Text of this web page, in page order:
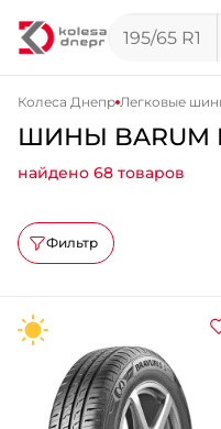
Колеса Днепр Легковые
ШИНЫ BARUM
найдено 68 товаров
Фильтр